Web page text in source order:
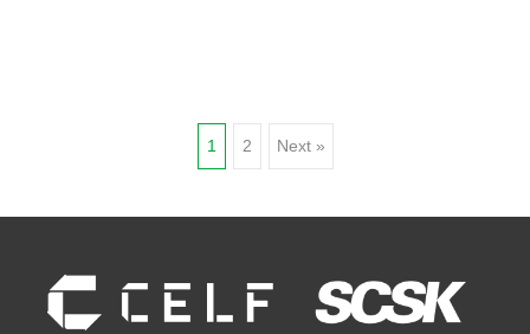
navigation
1 2 Next »